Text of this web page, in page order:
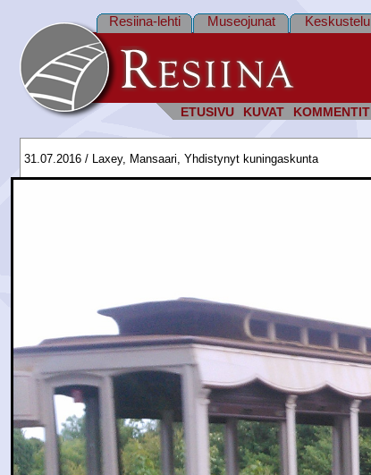
ETUSIVU KUVAT KOMMENTIT
Resiina-lehti Museojunat Keskustelu
31.07.2016 / Laxey, Mansaari, Yhdistynyt kuningaskunta